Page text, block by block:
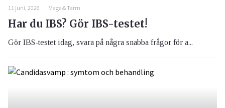
11 juni, 2026 Mage & Tarm
Har du IBS? Gör IBS-testet!
Gör IBS-testet idag, svara på några snabba frågor för a...